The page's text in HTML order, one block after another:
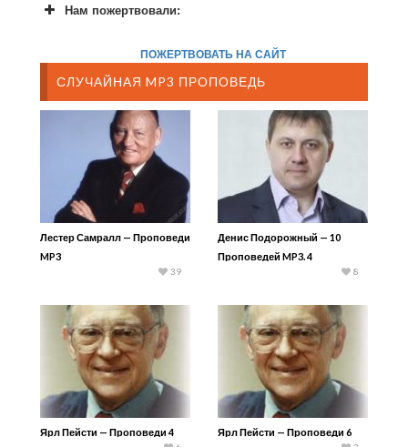
Нам пожертвовали:
ПОЖЕРТВОВАТЬ НА САЙТ
СЛУЧАЙНАЯ MP3 ПРОПОВЕДЬ
Лестер Самралл — Проповеди
MP3
39
Денис Подорожный — 10
Проповедей MP3. 4
8
Ярл Пейсти — Проповеди 4 Ярл Пейсти — Проповеди 6